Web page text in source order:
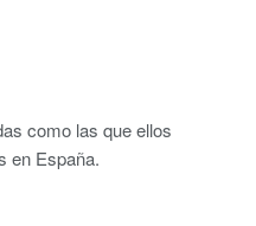
como las que ellos
en España.